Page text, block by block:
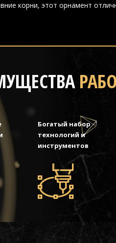
корни, этот орнамент
Богатый набор
технологий и
инструментов